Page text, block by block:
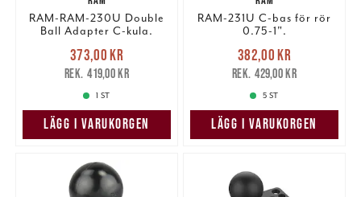
information som du har tillhandahållit eller som de har
samlat in när du har använt deras tjänster.
RAM-RAM-230U Double
Ball Adapter C-kula.
Nuvarande pris
373,00 krTidigare pris
419,00 kr
373,00 kr
419,00 kr
1 ST
LÄGG I VARUKORGEN
RAM-231U C-bas för rör
0.75-1".
Nuvarande pris
382,00 krTidigare pris
429,00 kr
382,00 kr
429,00 kr
5 ST
LÄGG I VARUKORGEN